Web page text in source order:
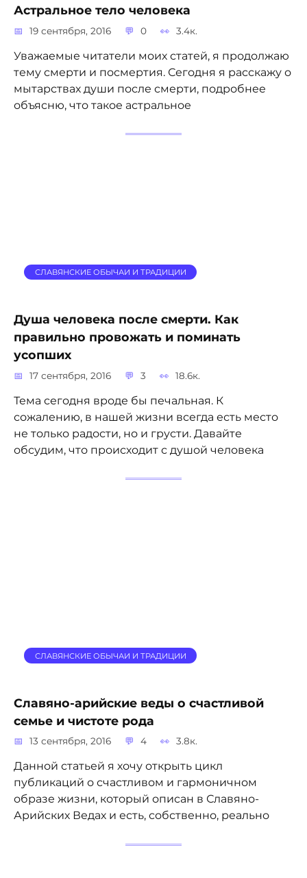
Астральное тело человека
19 сентября, 2016 0 3.4к.
Уважаемые читатели моих статей, я продолжаю
тему смерти и посмертия. Сегодня я расскажу о
мытарствах души после смерти, подробнее
объясню, что такое астральное
СЛАВЯНСКИЕ ОБЫЧАИ И ТРАДИЦИИ
Душа человека после смерти. Как
правильно провожать и поминать
усопших
17 сентября, 2016 3 18.6к.
Тема сегодня вроде бы печальная. К
сожалению, в нашей жизни всегда есть место
не только радости, но и грусти. Давайте
обсудим, что происходит с душой человека
СЛАВЯНСКИЕ ОБЫЧАИ И ТРАДИЦИИ
Славяно-арийские веды о счастливой
семье и чистоте рода
13 сентября, 2016 4 3.8к.
Данной статьей я хочу открыть цикл
публикаций о счастливом и гармоничном
образе жизни, который описан в Славяно-
Арийских Ведах и есть, собственно, реально